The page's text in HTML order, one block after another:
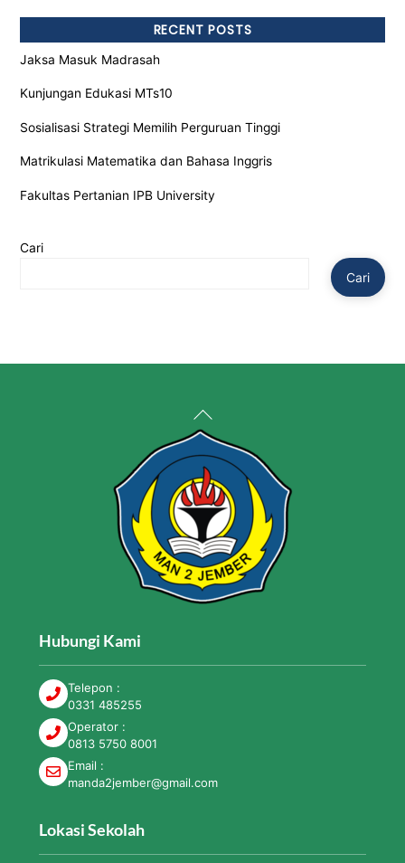
RECENT POSTS
Jaksa Masuk Madrasah
Kunjungan Edukasi MTs10
Sosialisasi Strategi Memilih Perguruan Tinggi
Matrikulasi Matematika dan Bahasa Inggris
Fakultas Pertanian IPB University
Cari
Cari
Back
To
Top
Hubungi Kami
Telepon :
0331 485255
Operator :
0813 5750 8001
Email :
manda2jember@gmail.com
Lokasi Sekolah